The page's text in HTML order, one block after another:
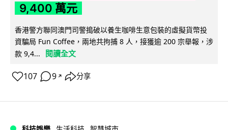
9,400 萬元
香港警方聯同澳門司警搗破以養生咖啡生意包裝的虛擬貨幣投
資騙局 Fun Coffee，兩地共拘捕 8 人，接獲逾 200 宗舉報，涉
款 9,4...
閱讀全文
107 9 ↗ 分享